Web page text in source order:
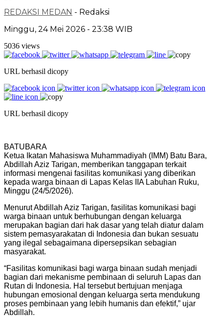
REDAKSI MEDAN - Redaksi
Minggu, 24 Mei 2026 - 23:38 WIB
5036 views
URL berhasil dicopy
URL berhasil dicopy
BATUBARA
Ketua Ikatan Mahasiswa Muhammadiyah (IMM) Batu Bara,
Abdillah Aziz Tarigan, memberikan tanggapan terkait
informasi mengenai fasilitas komunikasi yang diberikan
kepada warga binaan di Lapas Kelas IIA Labuhan Ruku,
Minggu (24/5/2026).
Menurut Abdillah Aziz Tarigan, fasilitas komunikasi bagi
warga binaan untuk berhubungan dengan keluarga
merupakan bagian dari hak dasar yang telah diatur dalam
sistem pemasyarakatan di Indonesia dan bukan sesuatu
yang ilegal sebagaimana dipersepsikan sebagian
masyarakat.
“Fasilitas komunikasi bagi warga binaan sudah menjadi
bagian dari mekanisme pembinaan di seluruh Lapas dan
Rutan di Indonesia. Hal tersebut bertujuan menjaga
hubungan emosional dengan keluarga serta mendukung
proses pembinaan yang lebih humanis dan efektif,” ujar
Abdillah.